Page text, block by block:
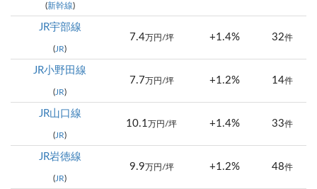
(新幹線)
JR宇部線
(JR)
7.4万円/坪 +1.4% 32件
JR小野田線
(JR)
7.7万円/坪 +1.2% 14件
JR山口線
(JR)
10.1 万円/坪 +1.4% 33件
JR岩徳線
(JR)
9.9万円/坪 +1.2% 48件